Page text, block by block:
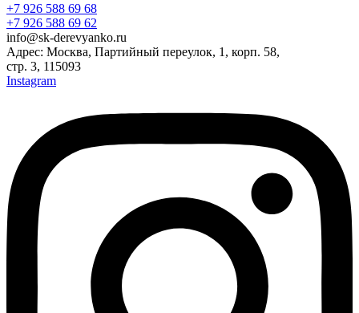
+7 926 588 69 68
+7 926 588 69 62
info@sk-derevyanko.ru
Адрес: Москва, Партийный переулок, 1, корп. 58,
стр. 3, 115093
Instagram